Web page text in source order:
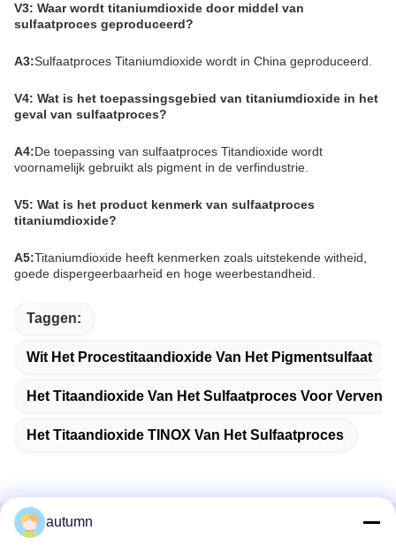
V3: Waar wordt titaniumdioxide door middel van
sulfaatproces geproduceerd?
A3:Sulfaatproces Titaniumdioxide wordt in China geproduceerd.
V4: Wat is het toepassingsgebied van titaniumdioxide in het
geval van sulfaatproces?
A4:De toepassing van sulfaatproces Titandioxide wordt
voornamelijk gebruikt als pigment in de verfindustrie.
V5: Wat is het product kenmerk van sulfaatproces
titaniumdioxide?
A5:Titaniumdioxide heeft kenmerken zoals uitstekende witheid,
goede dispergeerbaarheid en hoge weerbestandheid.
Taggen:
Wit Het Procestitaandioxide Van Het Pigmentsulfaat
Het Titaandioxide Van Het Sulfaatproces Voor Verven
Het Titaandioxide TINOX Van Het Sulfaatproces
autumn